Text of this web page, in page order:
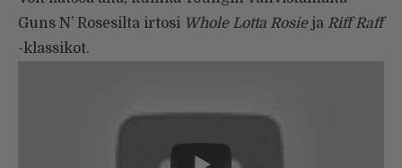
Guns N’ Rosesilta irtosi Whole Lotta Rosieja Riff Raff
-klassikot.